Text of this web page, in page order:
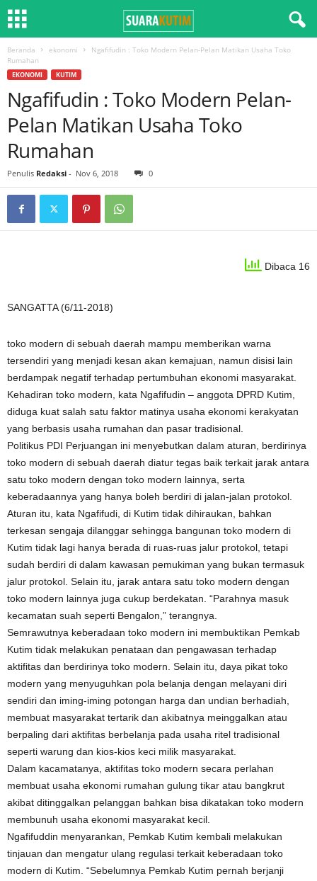
Beranda ekonomi
Ngafifudin : Toko Modern Pelan-Pelan Matikan Usaha Toko
Rumahan
EKONOMI KUTIM
Ngafifudin : Toko Modern Pelan-
Pelan Matikan Usaha Toko
Rumahan
Penulis Redaksi - Nov 6, 2018 0
Dibaca 16
SANGATTA (6/11-2018)
toko modern di sebuah daerah mampu memberikan warna
tersendiri yang menjadi kesan akan kemajuan, namun disisi lain
berdampak negatif terhadap pertumbuhan ekonomi masyarakat.
Kehadiran toko modern, kata Ngafifudin – anggota DPRD Kutim,
diduga kuat salah satu faktor matinya usaha ekonomi kerakyatan
yang berbasis usaha rumahan dan pasar tradisional.
Politikus PDI Perjuangan ini menyebutkan dalam aturan, berdirinya
toko modern di sebuah daerah diatur tegas baik terkait jarak antara
satu toko modern dengan toko modern lainnya, serta
keberadaannya yang hanya boleh berdiri di jalan-jalan protokol.
Aturan itu, kata Ngafifudi, di Kutim tidak dihiraukan, bahkan
terkesan sengaja dilanggar sehingga bangunan toko modern di
Kutim tidak lagi hanya berada di ruas-ruas jalur protokol, tetapi
sudah berdiri di dalam kawasan pemukiman yang bukan termasuk
jalur protokol. Selain itu, jarak antara satu toko modern dengan
toko modern lainnya juga cukup berdekatan. “Parahnya masuk
kecamatan suah seperti Bengalon,” terangnya.
Semrawutnya keberadaan toko modern ini membuktikan Pemkab
Kutim tidak melakukan penataan dan pengawasan terhadap
aktifitas dan berdirinya toko modern. Selain itu, daya pikat toko
modern yang menyuguhkan pola belanja dengan melayani diri
sendiri dan iming-iming potongan harga dan undian berhadiah,
membuat masyarakat tertarik dan akibatnya meinggalkan atau
berpaling dari aktifitas berbelanja pada usaha ritel tradisional
seperti warung dan kios-kios keci milik masyarakat.
Dalam kacamatanya, aktifitas toko modern secara perlahan
membuat usaha ekonomi rumahan gulung tikar atau bangkrut
akibat ditinggalkan pelanggan bahkan bisa dikatakan toko modern
membunuh usaha ekonomi masyarakat kecil.
Ngafifuddin menyarankan, Pemkab Kutim kembali melakukan
tinjauan dan mengatur ulang regulasi terkait keberadaan toko
modern di Kutim. “Sebelumnya Pemkab Kutim pernah berjanji